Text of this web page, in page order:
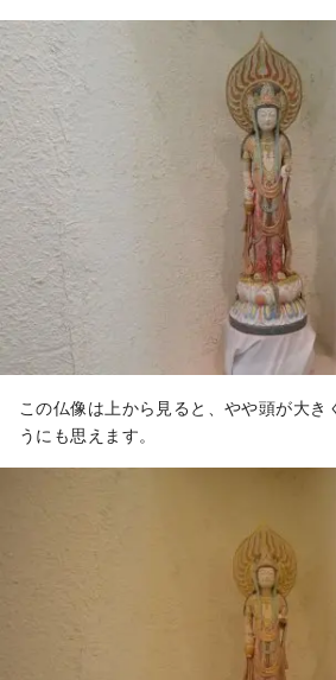
この仏像は上から見ると、やや頭が大き
うにも思えます。